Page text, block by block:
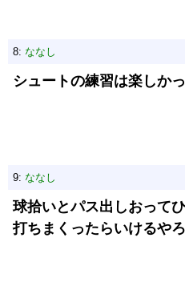
8: ななし
シュートの練習は楽しか
9: ななし
球拾いとパス出しおって
打ちまくったらいけるやろ